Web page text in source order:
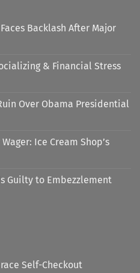
Backlash After Major
& Financial Stress
Over Obama Presidential
Ice Cream Shop’s
Guilty to Embezzlement
Self-Checkout